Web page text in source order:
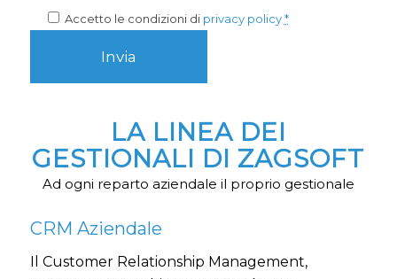
Accetto le condizioni di privacy policy *
LA LINEA DEI
GESTIONALI DI ZAGSOFT
Ad ogni reparto aziendale il proprio gestionale
CRM Aziendale
Il Customer Relationship Management,